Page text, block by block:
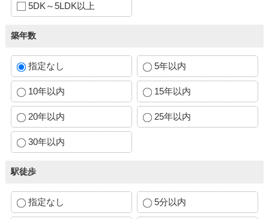
5DK～5LDK以上
築年数
指定なし 5年以内
10年以内 15年以内
20年以内 25年以内
30年以内
駅徒歩
指定なし 5分以内